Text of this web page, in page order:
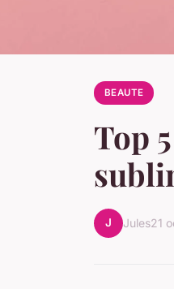
BEAUTE
Top
J Jules21